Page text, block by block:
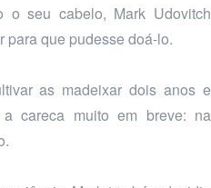
o seu cabelo, Mark Udovitch
para que pudesse doá-lo.
as madeixar dois anos e
careca muito em breve: na